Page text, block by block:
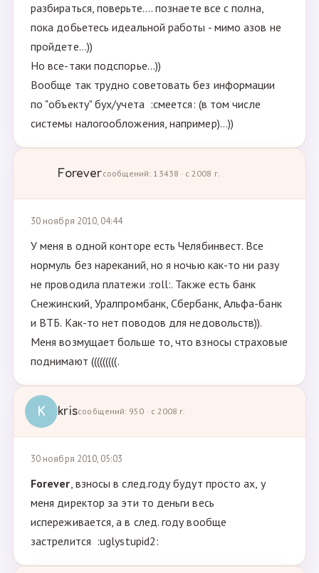
разбираться, поверьте.... познаете все с полна,
пока добьетесь идеальной работы - мимо азов не
пройдете...))
Но все-таки подспорье...))
Вообще так трудно советовать без информации
по "объекту" бух/учета :смеется: (в том числе
системы налогообложения, например)...))
Foreverсообщений: 13438 · с 2008 г.
30 ноября 2010, 04:44
У меня в одной конторе есть Челябинвест. Все
нормуль без нареканий, но я ночью как-то ни разу
не проводила платежи :roll:. Также есть банк
Снежинский, Уралпромбанк, Сбербанк, Альфа-банк
и ВТБ. Как-то нет поводов для недовольств)).
Меня возмущает больше то, что взносы страховые
поднимают (((((((((.
K krisсообщений: 950 · с 2008 г.
30 ноября 2010, 05:03
Forever, взносы в след.году будут просто ах, у
меня директор за эти то деньги весь
испереживается, а в след. году вообще
застрелится :uglystupid2: